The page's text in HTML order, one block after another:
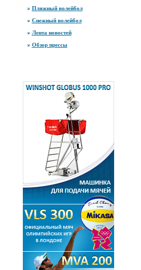
Пляжный волейбол
Снежный волейбол
Лента новостей
Обзор прессы